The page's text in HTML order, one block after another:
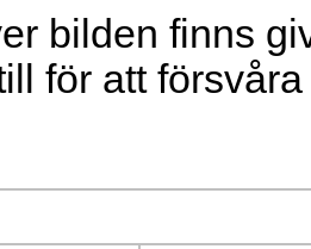
bilden finns
för att